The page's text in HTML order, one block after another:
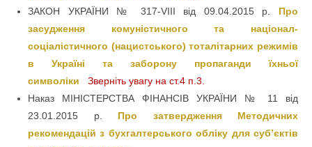
ЗАКОН УКРАЇНИ № 317-VIII від 09.04.2015 р. Про
засудження комуністичного та націонал-
соціалістичного (нацистського) тоталітарних режимів
в Україні та заборону пропаганди їхньої
символіки
Зверніть увагу на ст.4 п.3.
Наказ МІНІСТЕРСТВА ФІНАНСІВ УКРАЇНИ № 11 від
23.01.2015 р. Про затвердження Методичних
рекомендацій з бухгалтерського обліку для суб’єктів